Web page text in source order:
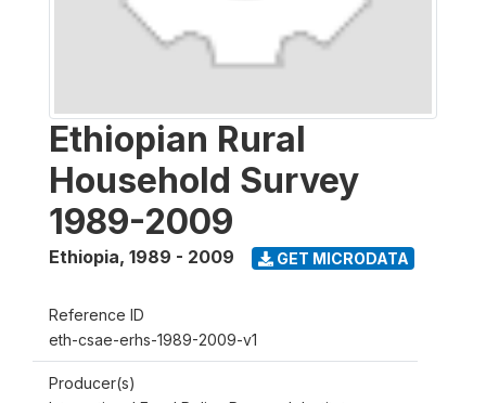
Ethiopian Rural
Household Survey
1989-2009
Ethiopia, 1989 - 2009 GET MICRODATA
Reference ID
eth-csae-erhs-1989-2009-v1
Producer(s)